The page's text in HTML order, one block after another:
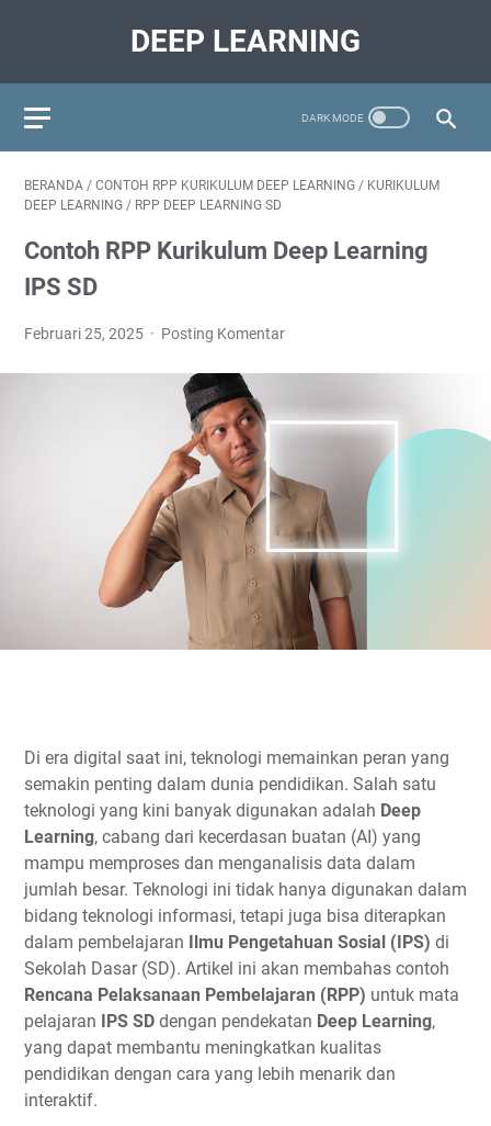
DEEP LEARNING
BERANDA / CONTOH RPP KURIKULUM DEEP LEARNING / KURIKULUM
DEEP LEARNING / RPP DEEP LEARNING SD
Contoh RPP Kurikulum Deep Learning
IPS SD
Februari 25, 2025 Posting Komentar
Di era digital saat ini, teknologi memainkan peran yang
semakin penting dalam dunia pendidikan. Salah satu
teknologi yang kini banyak digunakan adalah Deep
Learning, cabang dari kecerdasan buatan (AI) yang
mampu memproses dan menganalisis data dalam
jumlah besar. Teknologi ini tidak hanya digunakan dalam
bidang teknologi informasi, tetapi juga bisa diterapkan
dalam pembelajaran Ilmu Pengetahuan Sosial (IPS) di
Sekolah Dasar (SD). Artikel ini akan membahas contoh
Rencana Pelaksanaan Pembelajaran (RPP) untuk mata
pelajaran IPS SD dengan pendekatan Deep Learning,
yang dapat membantu meningkatkan kualitas
pendidikan dengan cara yang lebih menarik dan
interaktif.